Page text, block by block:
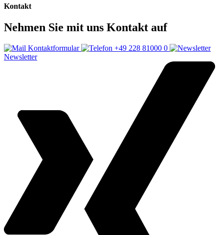
Kontakt
Nehmen Sie mit uns Kontakt auf
Kontaktformular
+49 228 81000 0
Newsletter